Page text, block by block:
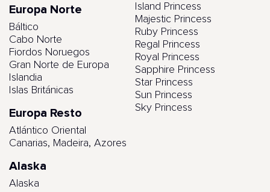
Europa Norte
Báltico
Cabo Norte
Fiordos Noruegos
Gran Norte de Europa
Islandia
Islas Británicas
Europa Resto
Atlántico Oriental
Canarias, Madeira, Azores
Alaska
Alaska
Island Princess
Majestic Princess
Ruby Princess
Regal Princess
Royal Princess
Sapphire Princess
Star Princess
Sun Princess
Sky Princess